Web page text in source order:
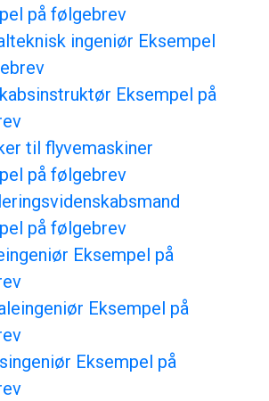
på følgebrev
ingeniør Eksempel
Eksempel på
til flyvemaskiner
på følgebrev
på følgebrev
Eksempel på
Eksempel på
Eksempel på